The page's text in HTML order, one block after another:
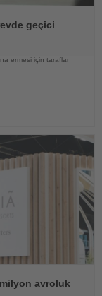
geçici
ermesi için taraflar
avroluk